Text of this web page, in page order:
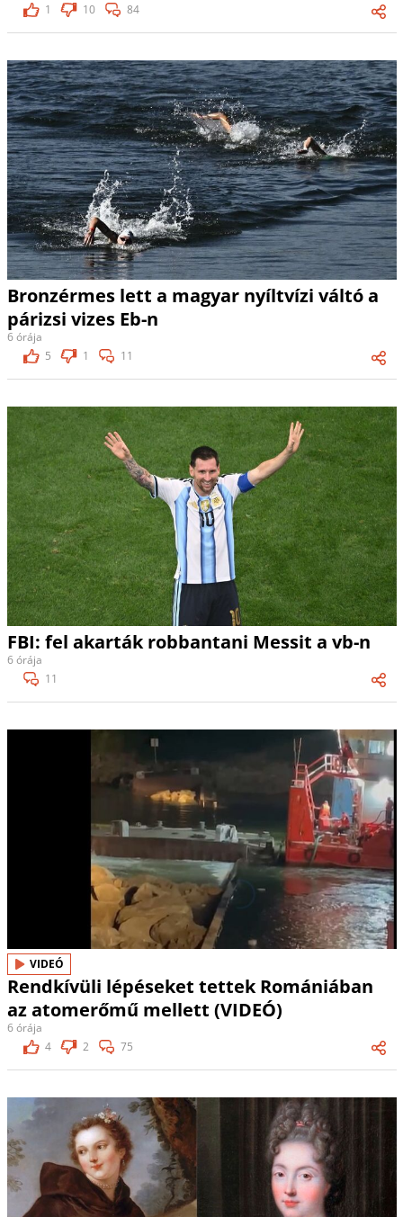
1
10 84
Bronzérmes lett a magyar nyíltvízi váltó a
párizsi vizes Eb-n
6 órája
5
1 11
FBI: fel akarták robbantani Messit a vb-n
6 órája
11
VIDEÓ
Rendkívüli lépéseket tettek Romániában
az atomerőmű mellett (VIDEÓ)
6 órája
4
2 75